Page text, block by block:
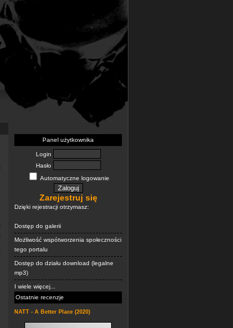
Panel użytkownika
Login
Hasło
Automatyczne logowanie
Zarejestruj się
Dzięki rejestracji otrzymasz:
Dostęp do galerii
Możliwość wspótworzenia społeczności
tego portalu
Dostęp do działu download (legalne
mp3)
I wiele więcej...
Ostatnie recenzje
NATT - A Better Place (2020)